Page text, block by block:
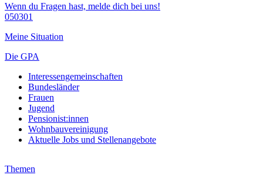
Wenn du Fragen hast, melde dich bei uns!
050301
Meine Situation
Die GPA
Interessengemeinschaften
Bundesländer
Frauen
Jugend
Pensionist:innen
Wohnbauvereinigung
Aktuelle Jobs und Stellenangebote
Themen